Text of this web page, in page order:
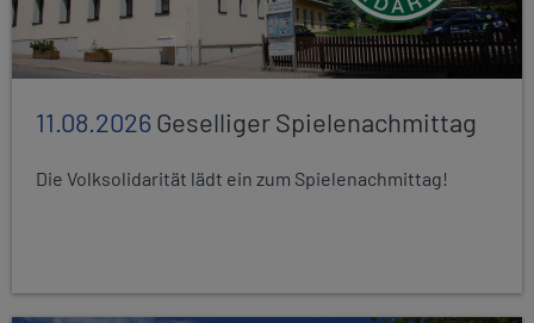
11.08.2026Geselliger Spielenachmittag
Die Volksolidarität lädt ein zum Spielenachmittag!